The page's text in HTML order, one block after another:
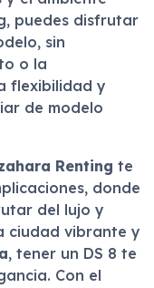
puedes disfrutar
sin
o la
flexibilidad y
de modelo
Renting te
donde
del lujo y
ciudad vibrante y
, tener un DS 8 te
Con el